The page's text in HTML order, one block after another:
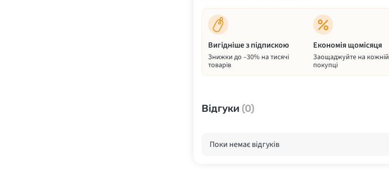
Вигідніше з підпискою
Знижки до –30% на тисячі
товарів
Економія щомісяця
Заощаджуйте на кожній
покупці
Відгуки (0)
Поки немає відгуків